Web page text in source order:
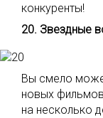
конкуренты!
20. Звездные
Вы смело
новых
на несколько